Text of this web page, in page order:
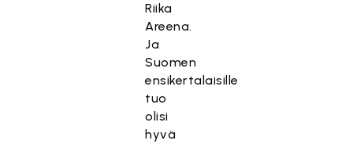
Riika
Areena.
Ja
Suomen
ensikertalaisille
tuo
olisi
hyvä